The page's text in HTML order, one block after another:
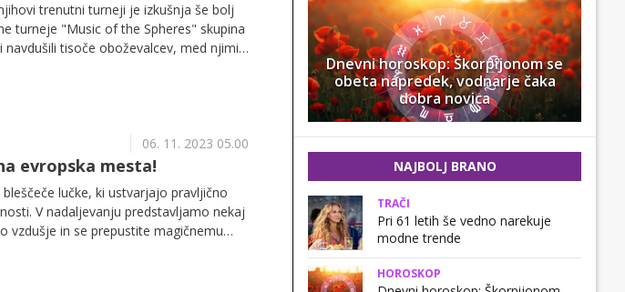
trenutni turneji je izkušnja še bolj
turneje "Music of the Spheres" skupina
tisoče oboževalcev, med njimi
06. 11. 2023 05.00
evropska mesta!
lučke, ki ustvarjajo pravljično
V nadaljevanju predstavljamo nekaj
vzdušje in se prepustite magičnemu
Dnevni horoskop: Škorpijonom se
obeta napredek, vodnarje čaka
dobra novica
NAJBOLJ BRANO
TRAČI
Pri 61 letih še vedno narekuje
modne trende
HOROSKOP